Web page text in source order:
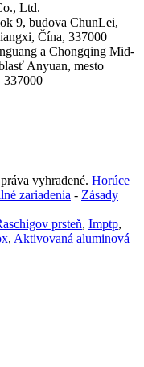
Ltd.
9, budova ChunLei,
Čína, 337000
a Chongqing Mid-
Anyuan, mesto
337000
vyhradené. Horúce
zariadenia - Zásady
prsteň, Imptp,
, Aktivovaná aluminová